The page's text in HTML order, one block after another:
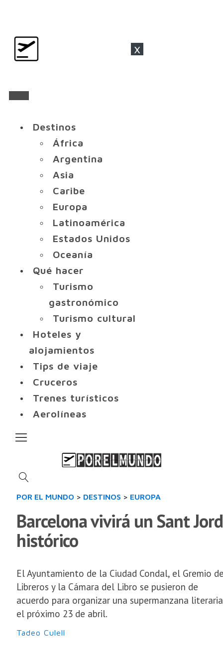
x
Destinos
África
Argentina
Asia
Caribe
Europa
Latinoamérica
Estados Unidos
Oceanía
Qué hacer
Turismo
gastronómico
Turismo cultural
Hoteles y
alojamientos
Tips de viaje
Cruceros
Trenes turísticos
Aerolíneas
POR EL MUNDO > DESTINOS > EUROPA
Barcelona vivirá un Sant
histórico
El Ayuntamiento de la Ciudad Condal, el Gremio
Libreros y la Cámara del Libro se pusieron de
acuerdo para organizar una supermanzana literaria
el próximo 23 de abril.
Tadeo Culell